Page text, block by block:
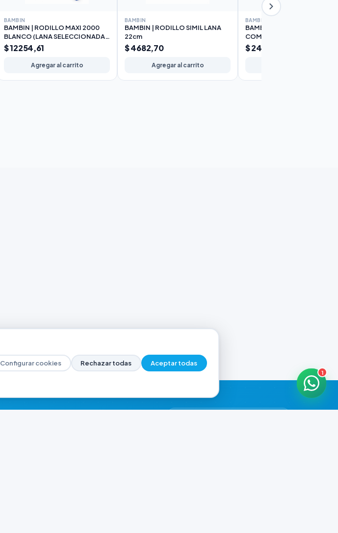
BAMBIN
BAMBIN | RODILLO MAXI 2000
BLANCO (LANA SELECCIONADA)
22cm
$ 12254,61
Agregar al carrito
BAMBIN
BAMBIN | RODILLO SIMIL LANA
22cm
$ 4682,70
Agregar al carrito
BAMBIN
BAMBIN | RODILLO
COMPLETO 10cm
$ 2426,48
1
Configurar cookies Rechazar todas Aceptar todas